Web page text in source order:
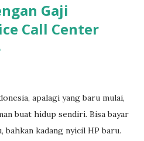
Gaji
Call Center
apalagi yang baru mulai,
buat hidup sendiri. Bisa bayar
bahkan kadang nyicil HP baru.